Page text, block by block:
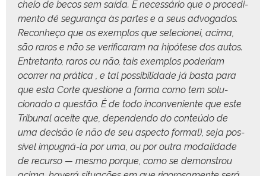
cheio de becos sem saí­da. É necessário que o pro­ced­i­
men­to dê segu­rança às partes e a seus advo­ga­dos.
Recon­heço que os exem­p­los que sele­cionei, aci­ma,
são raros e não se ver­i­ficaram na hipótese dos autos.
Entre­tan­to, raros ou não, tais exem­p­los pode­ri­am
ocor­rer na práti­ca , e tal pos­si­bil­i­dade já bas­ta para
que esta Corte ques­tione a for­ma como tem solu­
ciona­do a questão. É de todo incon­ve­niente que este
Tri­bunal aceite que, depen­den­do do con­teú­do de
uma decisão (e não de seu aspec­to for­mal), seja pos­
sív­el impugná-la por uma, ou por out­ra modal­i­dade
de recur­so — mes­mo porque, como se demon­strou